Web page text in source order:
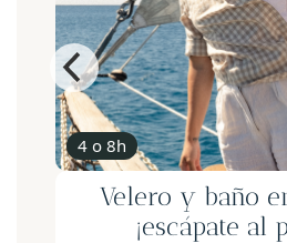
4 o 8h
Velero y baño
¡escápate al